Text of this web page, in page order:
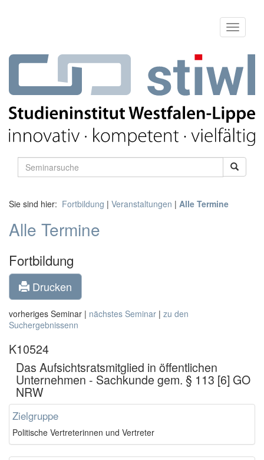
Sie sind hier: Fortbildung | Veranstaltungen | Alle Termine
Alle Termine
Fortbildung
Drucken
vorheriges Seminar | nächstes Seminar | zu den
Suchergebnissenn
K10524
Das Aufsichtsratsmitglied in öffentlichen
Unternehmen - Sachkunde gem. § 113 [6] GO
NRW
Zielgruppe
Politische Vertreterinnen und Vertreter